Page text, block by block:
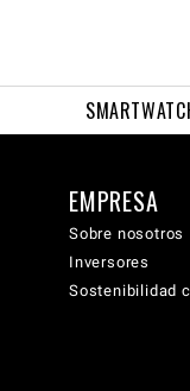
EMPRESA
Sobre nosotros
Inversores
Sostenibilidad